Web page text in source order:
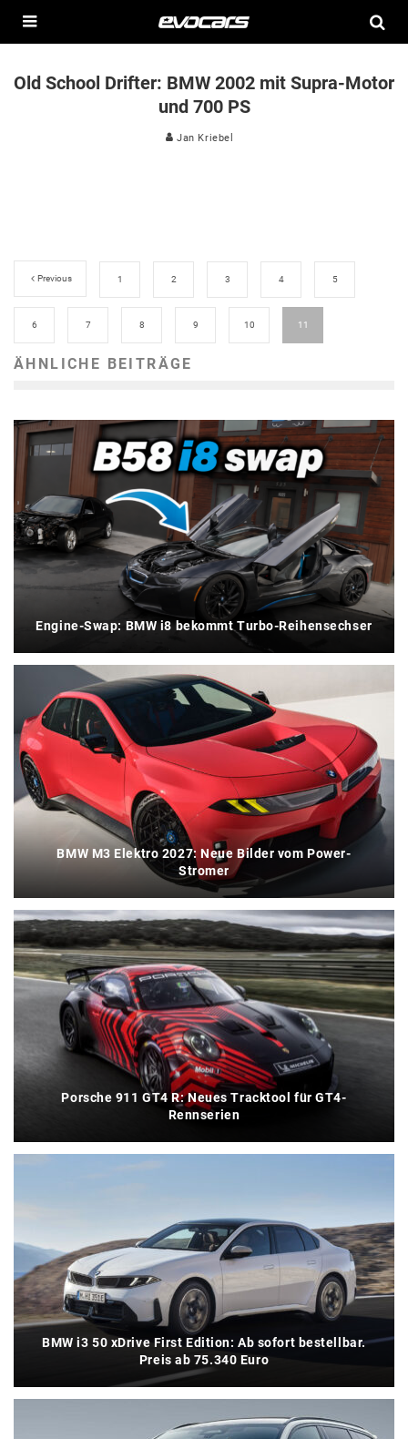
Old School Drifter: BMW 2002 mit Supra-Motor
und 700 PS
Jan Kriebel
Previous 1 2 3 4 5
6 7 8 9 10 11
ÄHNLICHE BEITRÄGE
Engine-Swap: BMW i8 bekommt Turbo-Reihensechser
BMW M3 Elektro 2027: Neue Bilder vom Power-
Stromer
Porsche 911 GT4 R: Neues Tracktool für GT4-
Rennserien
BMW i3 50 xDrive First Edition: Ab sofort bestellbar.
Preis ab 75.340 Euro